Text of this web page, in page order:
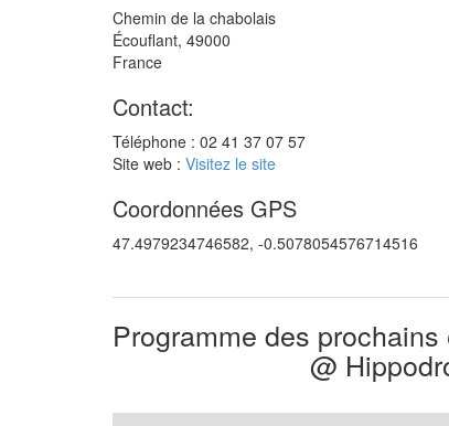
Chemin de la chabolais
Écouflant, 49000
France
Contact:
Téléphone : 02 41 37 07 57
Site web : Visitez le site
Coordonnées GPS
47.4979234746582, -0.5078054576714516
Programme des
@